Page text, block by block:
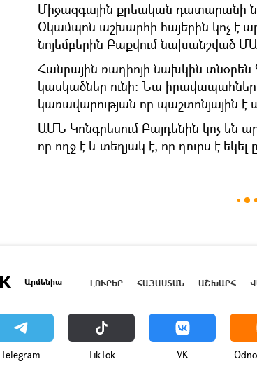
Միջազգային քրեական դատարանի
Օկամպոն աշխարհի հայերին կոչ է
նոյեմբերին Բաքվում նախանշված
Հանրային ռադիոյի նախկին
կասկածներ ունի։ Նա
կառավարության որ պաշտոնյային է
ԱՄՆ Կոնգրեսում Բայդենին կոչ են
որ ողջ է և տեղյակ է, որ դուրս է
Արմենիա ԼՈՒՐԵՐ ՀԱՅԱՍՏԱՆ ԱՇԽԱՐՀ
Telegram ТikТоk VK